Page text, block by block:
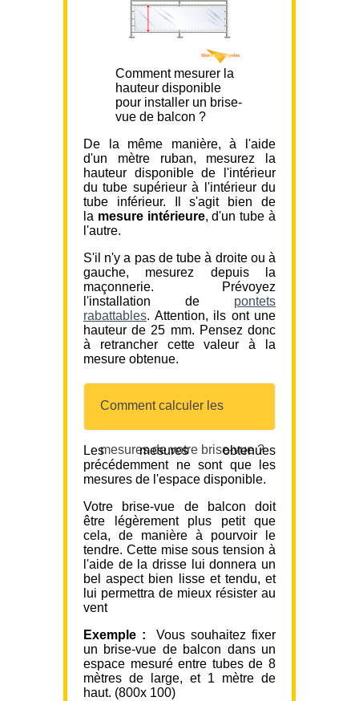
Comment mesurer la
hauteur disponible
pour installer un brise-
vue de balcon ?
De la même manière, à l'aide
d'un mètre ruban, mesurez la
hauteur disponible de l'intérieur
du tube supérieur à l'intérieur du
tube inférieur. Il s'agit bien de
la mesure intérieure, d'un tube à
l'autre.
S'il n'y a pas de tube à droite ou à
gauche, mesurez depuis la
maçonnerie. Prévoyez
l'installation de pontets
rabattables. Attention, ils ont une
hauteur de 25 mm. Pensez donc
à retrancher cette valeur à la
mesure obtenue.
Comment calculer les
mesures de votre brise-vue ?
Les mesures obtenues
précédemment ne sont que les
mesures de l'espace disponible.
Votre brise-vue de balcon doit
être légèrement plus petit que
cela, de manière à pourvoir le
tendre. Cette mise sous tension à
l'aide de la drisse lui donnera un
bel aspect bien lisse et tendu, et
lui permettra de mieux résister au
vent
Exemple :
Vous souhaitez fixer
un brise-vue de balcon dans un
espace mesuré entre tubes de 8
mètres de large, et 1 mètre de
haut. (800x 100)